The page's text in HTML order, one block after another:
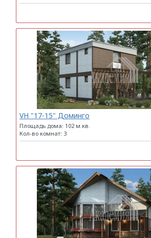
VH "17-15" Доминго
Площадь дома: 102 м.кв.
Кол-во комнат: 3